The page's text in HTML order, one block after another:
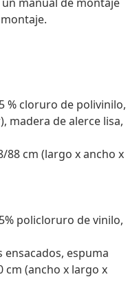
% cloruro de polivinilo,
madera de alerce lisa,
88 cm (largo x ancho x
policloruro de vinilo,
espuma
cm (ancho x largo x